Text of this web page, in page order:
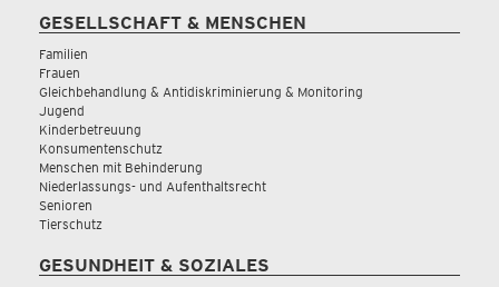
GESELLSCHAFT & MENSCHEN
Familien
Frauen
Gleichbehandlung & Antidiskriminierung & Monitoring
Jugend
Kinderbetreuung
Konsumentenschutz
Menschen mit Behinderung
Niederlassungs- und Aufenthaltsrecht
Senioren
Tierschutz
GESUNDHEIT & SOZIALES